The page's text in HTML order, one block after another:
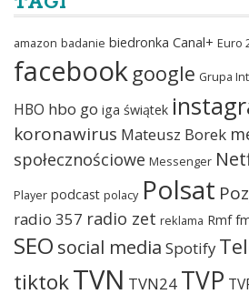
amazon badanie biedronka Canal+ Euro
facebook google Grupa
HBO hbo go iga świątek
koronawirus Mateusz Borek
społecznościowe Messenger
Player podcast polacy Polsat
radio 357 radio zet reklama Rmf
SEO social media Spotify
tiktokTVN TVN24 TVP